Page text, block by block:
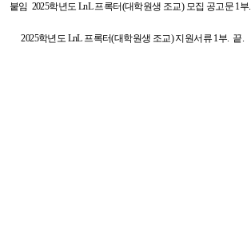
붙임 2025학년도 LnL 프록터(대학원생 조교) 모집 공고문 1부.
2025학년도 LnL 프록터(대학원생 조교) 지원서류 1부. 끝.